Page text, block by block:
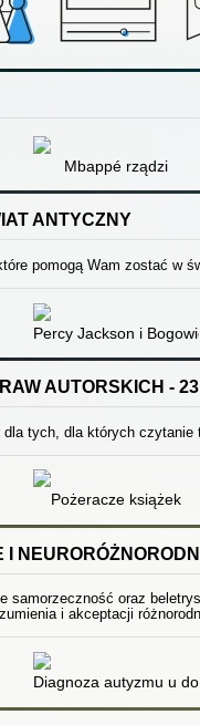
Mbappé rządzi
ANTYCZNY
pomogą Wam zostać w
greckiePercy Jackson i
AUTORSKICH -
tych, dla których czytanie
Pożeracze książek
oraz
i akceptacji
i być sobą!
zasadze spektrum
Diagnoza autyzmu u